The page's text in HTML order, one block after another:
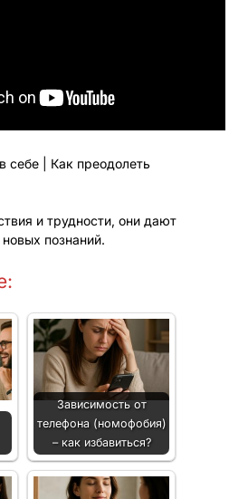
себе | Как преодолеть
и трудности, они дают
познаний.
Зависимость от
телефона (номофобия)
– как избавиться?